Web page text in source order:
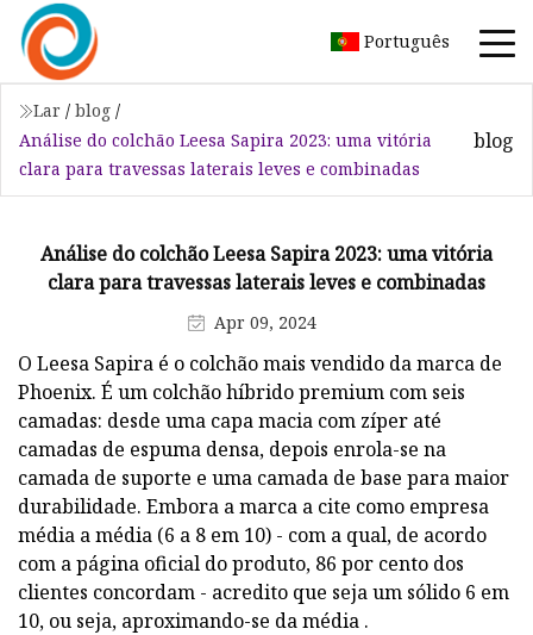
Português
Lar / blog /
Análise do colchão Leesa Sapira 2023: uma vitória
clara para travessas laterais leves e combinadas
blog
Análise do colchão Leesa Sapira 2023: uma vitória
clara para travessas laterais leves e combinadas
Apr 09, 2024
O Leesa Sapira é o colchão mais vendido da marca de
Phoenix. É um colchão híbrido premium com seis
camadas: desde uma capa macia com zíper até
camadas de espuma densa, depois enrola-se na
camada de suporte e uma camada de base para maior
durabilidade. Embora a marca a cite como empresa
média a média (6 a 8 em 10) - com a qual, de acordo
com a página oficial do produto, 86 por cento dos
clientes concordam - acredito que seja um sólido 6 em
10, ou seja, aproximando-se da média .